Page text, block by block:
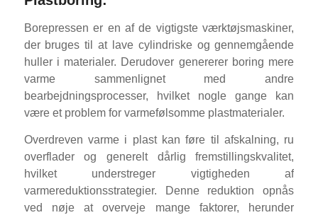
Borepressen er en af de vigtigste værktøjsmaskiner,
der bruges til at lave cylindriske og gennemgående
huller i materialer. Derudover genererer boring mere
varme sammenlignet med andre
bearbejdningsprocesser, hvilket nogle gange kan
være et problem for varmefølsomme plastmaterialer.
Overdreven varme i plast kan føre til afskalning, ru
overflader og generelt dårlig fremstillingskvalitet,
hvilket understreger vigtigheden af
varmereduktionsstrategier. Denne reduktion opnås
ved nøje at overveje mange faktorer, herunder